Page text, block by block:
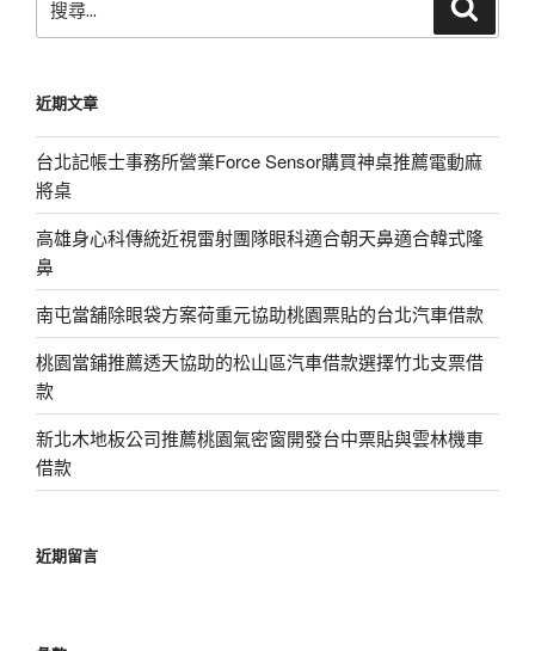
尋
字:
近期文章
台北記帳士事務所營業Force Sensor購買神桌推薦電動麻
將桌
高雄身心科傳統近視雷射團隊眼科適合朝天鼻適合韓式隆
鼻
南屯當舖除眼袋方案荷重元協助桃園票貼的台北汽車借款
桃園當鋪推薦透天協助的松山區汽車借款選擇竹北支票借
款
新北木地板公司推薦桃園氣密窗開發台中票貼與雲林機車
借款
近期留言